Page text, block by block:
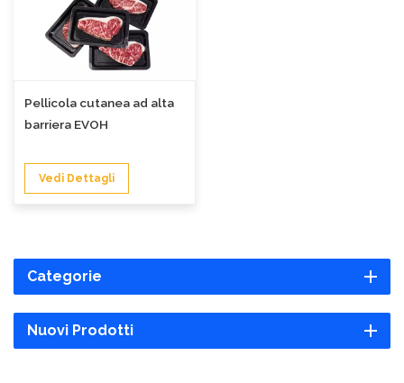
Pellicola cutanea ad alta
barriera EVOH
Vedi Dettagli
Categorie
Nuovi Prodotti